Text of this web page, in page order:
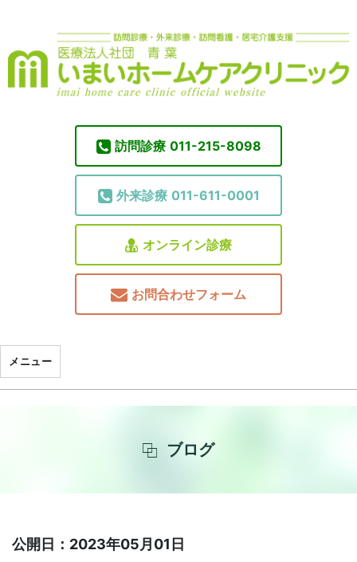
訪問診療 011-215-8098
外来診療 011-611-0001
オンライン診療
お問合わせフォーム
メニュー
ブログ
公開日：2023年05月01日